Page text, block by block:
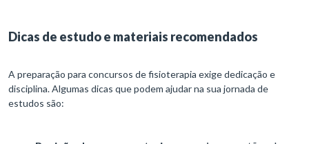
Dicas de estudo e materiais recomendados
A preparação para concursos de fisioterapia exige dedicação e
disciplina. Algumas dicas que podem ajudar na sua jornada de
estudos são: